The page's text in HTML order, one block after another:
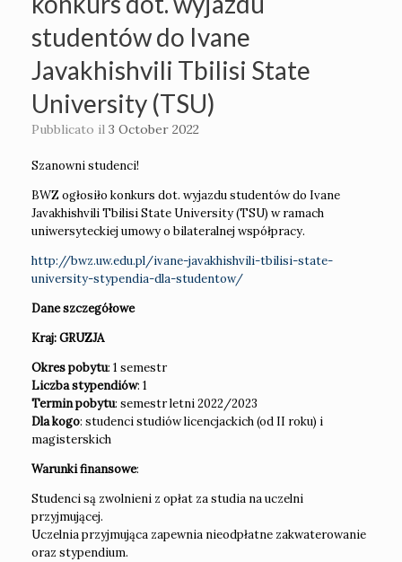
studentów do Ivane
Javakhishvili Tbilisi State
University (TSU)
Pubblicato il 3 October 2022
Szanowni studenci!
BWZ ogłosiło konkurs dot. wyjazdu studentów do Ivane
Javakhishvili Tbilisi State University (TSU) w ramach
uniwersyteckiej umowy o bilateralnej współpracy.
http://bwz.uw.edu.pl/ivane-javakhishvili-tbilisi-state-
university-stypendia-dla-studentow/
Dane szczegółowe
Kraj: GRUZJA
Okres pobytu: 1 semestr
Liczba stypendiów: 1
Termin pobytu: semestr letni 2022/2023
Dla kogo: studenci studiów licencjackich (od II roku) i
magisterskich
Warunki finansowe:
Studenci są zwolnieni z opłat za studia na uczelni
przyjmującej.
Uczelnia przyjmująca zapewnia nieodpłatne zakwaterowanie
oraz stypendium.